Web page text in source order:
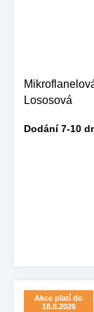
Lososová
Dodání 7-10
Akce platí do
18.8.2026